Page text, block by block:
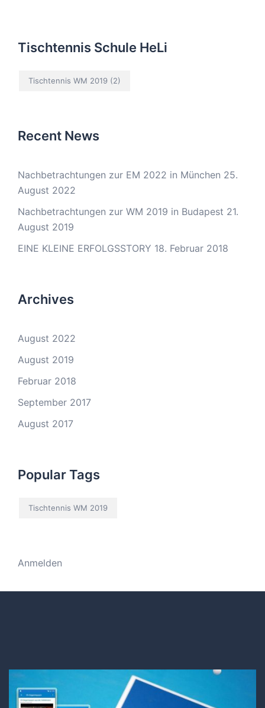
Tischtennis Schule HeLi
Tischtennis WM 2019 (2)
Recent News
Nachbetrachtungen zur EM 2022 in München 25.
August 2022
Nachbetrachtungen zur WM 2019 in Budapest 21.
August 2019
EINE KLEINE ERFOLGSSTORY 18. Februar 2018
Archives
August 2022
August 2019
Februar 2018
September 2017
August 2017
Popular Tags
Tischtennis WM 2019
Anmelden